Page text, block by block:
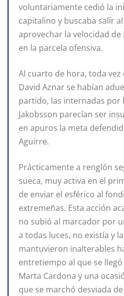
voluntariamente cedió la
capitalino y buscaba salir
aprovechar la velocidad de
en la parcela ofensiva.
Al cuarto de hora, toda
David Aznar se habían
partido, las internadas por
Jakobsson parecían ser
en apuros la meta
Aguirre.
Prácticamente a renglón
sueca, muy activa en el
de enviar el esférico al
extremeñas. Esta acción
no subió al marcador por
a todas luces, no existía y
mantuvieron inalterables
entretiempo al que se
Marta Cardona y una
que se marchó desviada